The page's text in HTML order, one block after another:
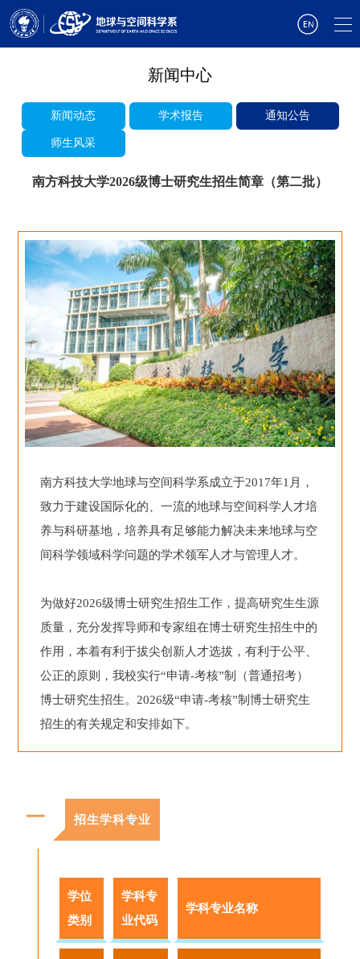
新闻中心
新闻动态 学术报告 通知公告
师生风采
南方科技大学2026级博士研究生招生简章（第二批）
南方科技大学地球与空间科学系成立于2017年1月，
致力于建设国际化的、一流的地球与空间科学人才培
养与科研基地，培养具有足够能力解决未来地球与空
间科学领域科学问题的学术领军人才与管理人才。
为做好2026级博士研究生招生工作，提高研究生生源
质量，充分发挥导师和专家组在博士研究生招生中的
作用，本着有利于拔尖创新人才选拔，有利于公平、
公正的原则，我校实行“申请-考核”制（普通招考）
博士研究生招生。2026级“申请-考核”制博士研究生
招生的有关规定和安排如下。
一 招生学科专业
学位
类别
学科专
业代码
学科专业名称